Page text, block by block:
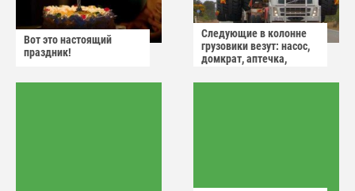
Вот это настоящий
праздник!
Следующие в колонне
грузовики везут: насос,
домкрат, аптечка,